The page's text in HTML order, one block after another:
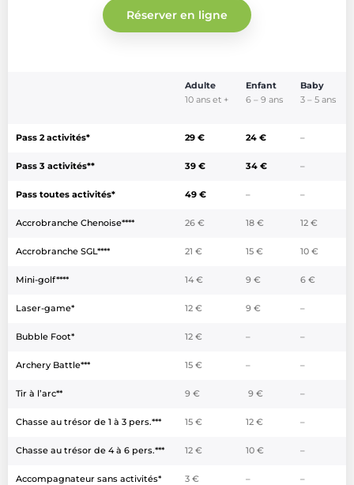
Réserver en ligne
Adulte
10 ans et +
Enfant
6 – 9 ans
Baby
3 – 5 ans
Pass 2 activités* 29 € 24 € –
Pass 3 activités** 39 € 34 € –
Pass toutes activités* 49 € – –
Accrobranche Chenoise**** 26 € 18 € 12 €
Accrobranche SGL**** 21 € 15 € 10 €
Mini-golf**** 14 € 9 € 6 €
Laser-game* 12 € 9 € –
Bubble Foot* 12 € – –
Archery Battle*** 15 € – –
Tir à l’arc** 9 € 9 € –
Chasse au trésor de 1 à 3 pers.*** 15 € 12 € –
Chasse au trésor de 4 à 6 pers.*** 12 € 10 € –
Accompagnateur sans activités* 3 € – –